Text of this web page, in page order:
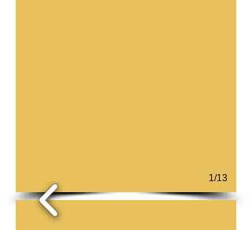
1/13